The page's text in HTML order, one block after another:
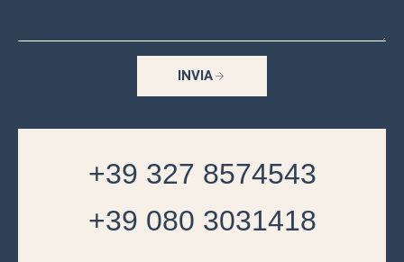
INVIA
+39 327 8574543
+39 080 3031418